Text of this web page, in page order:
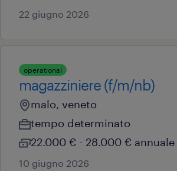
22 giugno 2026
operational
magazziniere (f/m/nb)
malo, veneto
tempo determinato
22.000 € - 28.000 € annuale
10 giugno 2026